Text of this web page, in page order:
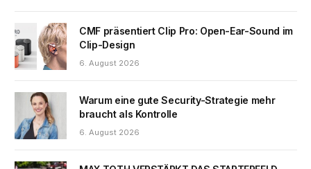
CMF präsentiert Clip Pro: Open-Ear-Sound im
Clip-Design
6. August 2026
Warum eine gute Security-Strategie mehr
braucht als Kontrolle
6. August 2026